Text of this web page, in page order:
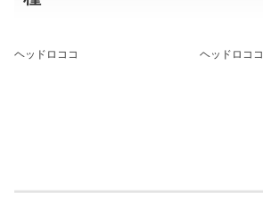
ヘッドロココ ヘッドロココ